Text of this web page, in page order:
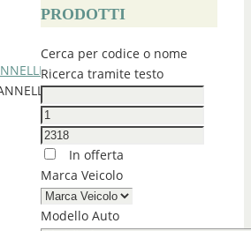
PRODOTTI
Cerca per codice o nome
Ricerca tramite testo
In offerta
Marca Veicolo
Modello Auto